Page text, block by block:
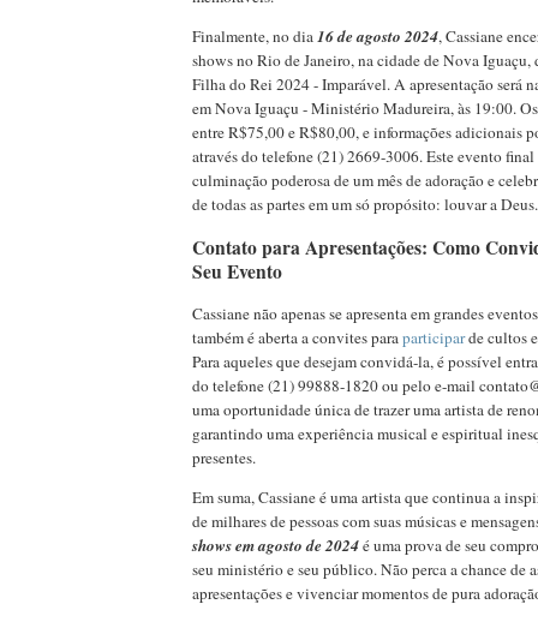
Finalmente, no dia16 de agosto 2024, Cassiane
shows no Rio de Janeiro, na cidade de Nova Iguaçu,
Filha do Rei 2024 - Imparável. A apresentação será
em Nova Iguaçu - Ministério Madureira, às 19:00.
entre R$75,00 e R$80,00, e informações adicionais
através do telefone (21) 2669-3006. Este evento final
culminação poderosa de um mês de adoração e
de todas as partes em um só propósito: louvar a Deus.
Contato para Apresentações: Como
Seu Evento
Cassiane não apenas se apresenta em grandes
também é aberta a convites paraparticiparde cultos
Para aqueles que desejam convidá-la, é possível
do telefone (21) 99888-1820 ou pelo e-mail
uma oportunidade única de trazer uma artista de
garantindo uma experiência musical e espiritual
presentes.
Em suma, Cassiane é uma artista que continua a
de milhares de pessoas com suas músicas e
shows em agosto de 2024é uma prova de seu
seu ministério e seu público. Não perca a chance de
apresentações e vivenciar momentos de pura